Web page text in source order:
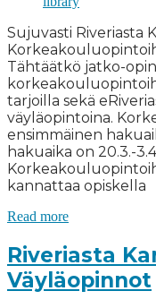
Sujuvasti Riveriasta
Tähtäätkö jatko-
tarjoilla sekä
väyläopintoina.
ensimmäinen
hakuaika on 20.3.-
kannattaa opiskella
Read more
Riveriasta
Väyläopinnot